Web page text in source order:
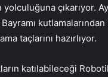
çıkarıyor.
kutlamalarından
taçlarını hazırlıyor.
katılabileceği